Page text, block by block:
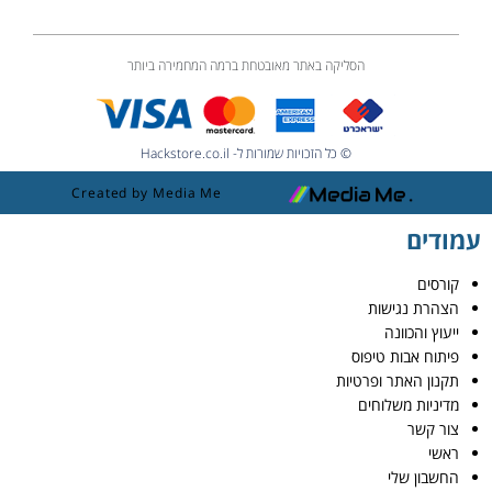
הסליקה באתר מאובטחת ברמה המחמירה ביותר
© כל הזכויות שמורות ל- Hackstore.co.il
Created by Media Me
עמודים
קורסים
הצהרת נגישות
ייעוץ והכוונה
פיתוח אבות טיפוס
תקנון האתר ופרטיות
מדיניות משלוחים
צור קשר
ראשי
החשבון שלי